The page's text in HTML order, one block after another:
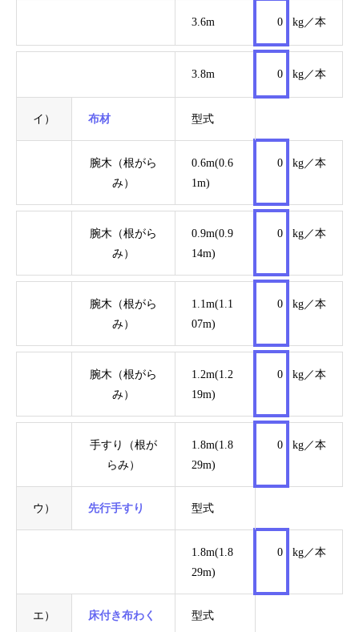
3.6m 0 kg／本
3.8m 0 kg／本
イ） 布材 型式
腕木（根がら
み）
0.6m(0.6
1m)
0 kg／本
腕木（根がら
み）
0.9m(0.9
14m)
0 kg／本
腕木（根がら
み）
1.1m(1.1
07m)
0 kg／本
腕木（根がら
み）
1.2m(1.2
19m)
0 kg／本
手すり（根が
らみ）
1.8m(1.8
29m)
0 kg／本
ウ） 先行手すり 型式
1.8m(1.8
29m)
0 kg／本
エ） 床付き布わく 型式